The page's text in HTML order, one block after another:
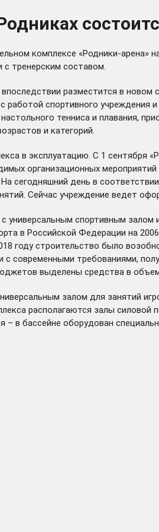
комплексе «Родники-
тренерским составом.
разместится в
спортивного учреждения
тенниса и плавания,
и категорий.
в эксплуатацию. С 1 сентября
организационных
сегодняшний день в
Сейчас учреждение ведет
спортивным
в Российской Федерации на
году строительство было
современными требованиями,
выделены средства в
залом для занятий
располагаются залы силовой
в бассейне оборудован